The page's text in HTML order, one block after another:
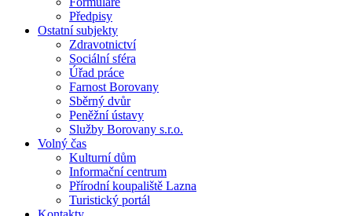
Předpisy
Ostatní subjekty
Zdravotnictví
Sociální sféra
Úřad práce
Farnost Borovany
Sběrný dvůr
Peněžní ústavy
Služby Borovany s.r.o.
Volný čas
Kulturní dům
Informační centrum
Přírodní koupaliště Lazna
Turistický portál